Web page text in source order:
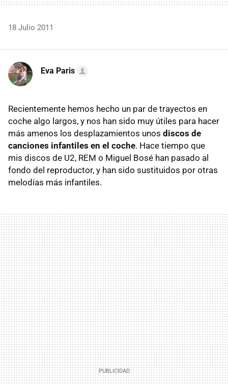
18 Julio 2011
Eva Paris
Recientemente hemos hecho un par de trayectos en
coche algo largos, y nos han sido muy útiles para hacer
más amenos los desplazamientos unos discos de
canciones infantiles en el coche. Hace tiempo que
mis discos de U2, REM o Miguel Bosé han pasado al
fondo del reproductor, y han sido sustituidos por otras
melodías más infantiles.